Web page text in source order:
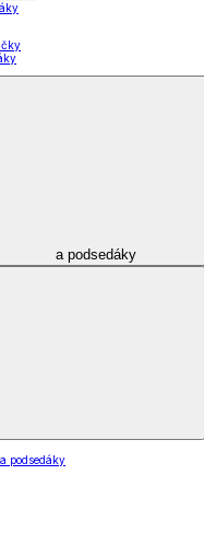
a podsedáky
podsedáky